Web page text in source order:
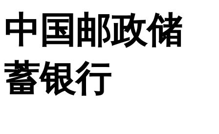
中国邮政储
蓄银行